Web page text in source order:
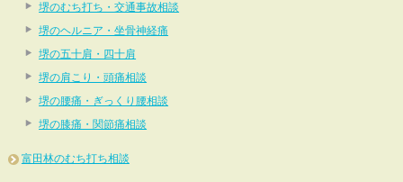
堺のむち打ち・交通事故相談
堺のヘルニア・坐骨神経痛
堺の五十肩・四十肩
堺の肩こり・頭痛相談
堺の腰痛・ぎっくり腰相談
堺の膝痛・関節痛相談
富田林のむち打ち相談